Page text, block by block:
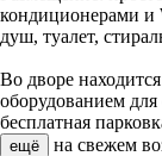
кондиционерами и
душ, туалет,
Во дворе
оборудованием
бесплатная
ещё на свежем